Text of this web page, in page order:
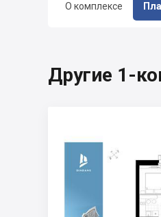
О комплексе
Другие 1-